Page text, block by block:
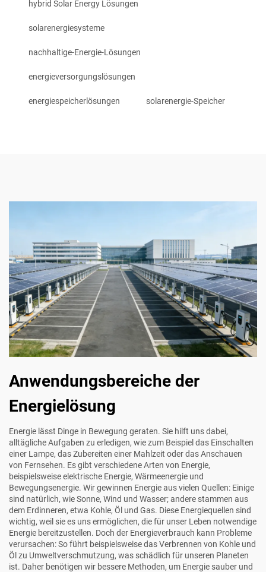
hybrid Solar Energy Lösungen
solarenergiesysteme
nachhaltige-Energie-Lösungen
energieversorgungslösungen
energiespeicherlösungen solarenergie-Speicher
Anwendungsbereiche der
Energielösung
Energie lässt Dinge in Bewegung geraten. Sie hilft uns dabei,
alltägliche Aufgaben zu erledigen, wie zum Beispiel das Einschalten
einer Lampe, das Zubereiten einer Mahlzeit oder das Anschauen
von Fernsehen. Es gibt verschiedene Arten von Energie,
beispielsweise elektrische Energie, Wärmeenergie und
Bewegungsenergie. Wir gewinnen Energie aus vielen Quellen: Einige
sind natürlich, wie Sonne, Wind und Wasser; andere stammen aus
dem Erdinneren, etwa Kohle, Öl und Gas. Diese Energiequellen sind
wichtig, weil sie es uns ermöglichen, die für unser Leben notwendige
Energie bereitzustellen. Doch der Energieverbrauch kann Probleme
verursachen: So führt beispielsweise das Verbrennen von Kohle und
Öl zu Umweltverschmutzung, was schädlich für unseren Planeten
ist. Daher benötigen wir bessere Methoden, um Energie sauber und